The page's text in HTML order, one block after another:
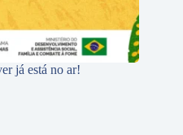
já está no ar!